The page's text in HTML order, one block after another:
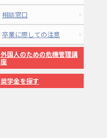
相談窓口
卒業に際しての注意
外国人のための危機管理講
座
奨学金を探す